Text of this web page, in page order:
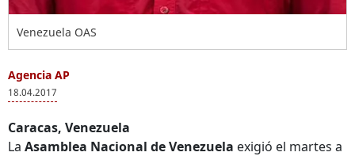
Venezuela OAS
Agencia AP
18.04.2017
Caracas, Venezuela
La Asamblea Nacional de Venezuela exigió el martes a